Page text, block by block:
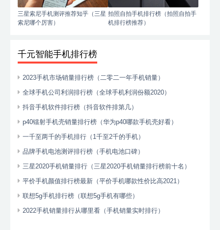
三星索尼手机测评推荐知乎（三星
索尼哪个厉害）
拍照自拍手机排行榜（拍照自拍手
机排行榜推荐）
千元智能手机排行榜
2023手机市场销量排行榜（二零二一年手机销量）
全球手机公司利润排行榜（全球手机利润份额2020）
抖音手机软件排行榜（抖音软件排第几）
p40镭射手机壳销量排行榜（华为p40哪款手机壳好看）
一千至两千的手机排行（1千至2千的手机）
品牌手机电池测评排行榜（手机电池口碑）
三星2020手机销量排行（三星2020手机销量排行榜前十名）
平价手机颜值排行榜最新（平价手机哪款性价比高2021）
联想5g手机排行榜（联想5g手机有哪些）
2022手机销量排行从哪里看（手机销量实时排行）